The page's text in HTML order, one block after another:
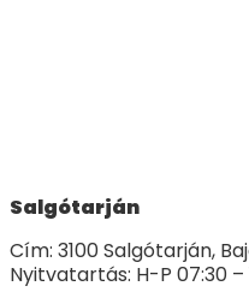
Salgótarján
Cím: 3100 Salgótarján,
Nyitvatartás: H-P 07:30 –